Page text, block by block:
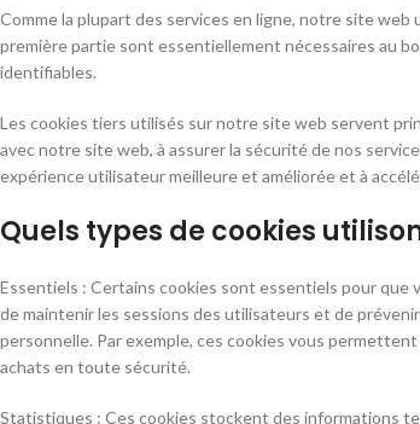
Comme la plupart des services en ligne, notre site
première partie sont essentiellement nécessaires au
identifiables.
Les cookies tiers utilisés sur notre site web servent
avec notre site web, à assurer la sécurité de nos
expérience utilisateur meilleure et améliorée et à
Quels types de cookies
Essentiels : Certains cookies sont essentiels pour
de maintenir les sessions des utilisateurs et de
personnelle. Par exemple, ces cookies vous
achats en toute sécurité.
Statistiques : Ces cookies stockent des informations